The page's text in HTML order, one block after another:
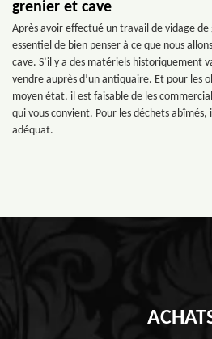
grenier et cave
Après avoir effectué un travail de vidage
essentiel de bien penser à ce que nous
cave. S’il y a des matériels historiquement
vendre auprès d’un antiquaire. Et pour les
moyen état, il est faisable de les
qui vous convient. Pour les déchets
adéquat.